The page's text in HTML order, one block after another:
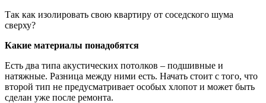
Так как изолировать свою квартиру от соседского шума
сверху?
Какие материалы понадобятся
Есть два типа акустических потолков – подшивные и
натяжные. Разница между ними есть. Начать стоит с того, что
второй тип не предусматривает особых хлопот и может быть
сделан уже после ремонта.